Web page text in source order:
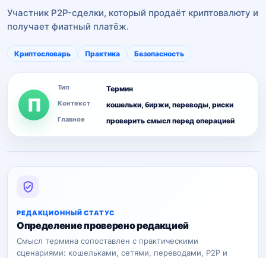
Участник P2P-сделки, который продаёт криптовалюту и
получает фиатный платёж.
Криптословарь Практика Безопасность
П
Тип Термин
Контекст кошельки, биржи, переводы, риски
Главное проверить смысл перед операцией
РЕДАКЦИОННЫЙ СТАТУС
Определение проверено редакцией
Смысл термина сопоставлен с практическими
сценариями: кошельками, сетями, переводами, P2P и